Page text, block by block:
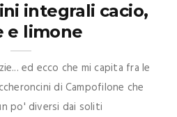
integrali cacio,
e limone
ed ecco che mi capita fra le
di Campofilone che
po' diversi dai soliti